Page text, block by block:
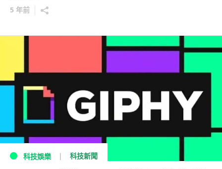
5 年前
科技娛樂 科技新聞